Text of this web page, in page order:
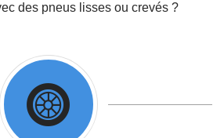
des pneus lisses ou crevés ?